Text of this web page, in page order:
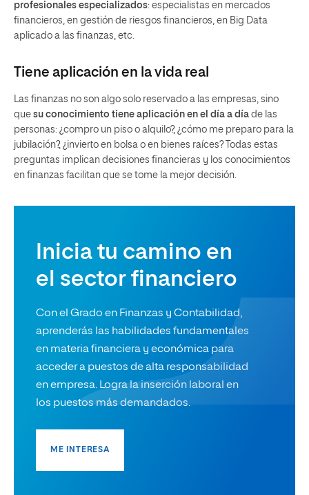
profesionales especializados: especialistas en mercados
financieros, en gestión de riesgos financieros, en Big Data
aplicado a las finanzas, etc.
Tiene aplicación en la vida real
Las finanzas no son algo solo reservado a las empresas, sino
que su conocimiento tiene aplicación en el día a día de las
personas: ¿compro un piso o alquilo?, ¿cómo me preparo para la
jubilación?, ¿invierto en bolsa o en bienes raíces? Todas estas
preguntas implican decisiones financieras y los conocimientos
en finanzas facilitan que se tome la mejor decisión.
Inicia tu camino en
el sector financiero
Con el Grado en Finanzas y Contabilidad,
aprenderás las habilidades fundamentales
en materia financiera y económica para
acceder a puestos de alta responsabilidad
en empresa. Logra la inserción laboral en
los puestos más demandados.
ME INTERESA